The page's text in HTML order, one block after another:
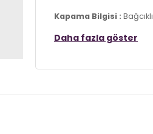
Kapama Bilgisi : Bağcıklı
Taban Bilgisi :Termo
3DK115220540K2.03
Daha fazla göster